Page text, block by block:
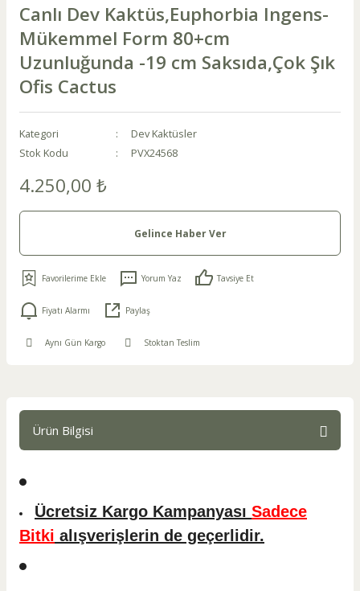
Canlı Dev Kaktüs,Euphorbia Ingens-
Mükemmel Form 80+cm
Uzunluğunda -19 cm Saksıda,Çok Şık
Ofis Cactus
Kategori
Dev Kaktüsler
Stok Kodu
PVX24568
4.250,00 ₺
Gelince Haber Ver
Yorum Yaz Tavsiye Et
Fiyatı Alarmı Paylaş
Aynı Gün Kargo Stoktan Teslim
Ürün Bilgisi
Ücretsiz Kargo Kampanyası Sadece
Bitki alışverişlerin de geçerlidir.